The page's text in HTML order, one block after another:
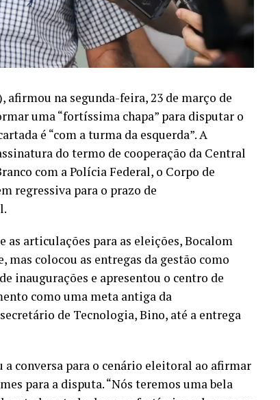
afirmou na segunda-feira, 23 de março de
uma “fortíssima chapa” para disputar o
é “com a turma da esquerda”. A
do termo de cooperação da Central
com a Polícia Federal, o Corpo de
regressiva para o prazo de
as articulações para as eleições, Bocalom
mas colocou as entregas da gestão como
inaugurações e apresentou o centro de
como uma meta antiga da
de Tecnologia, Bino, até a entrega
conversa para o cenário eleitoral ao afirmar
para a disputa. “Nós teremos uma bela